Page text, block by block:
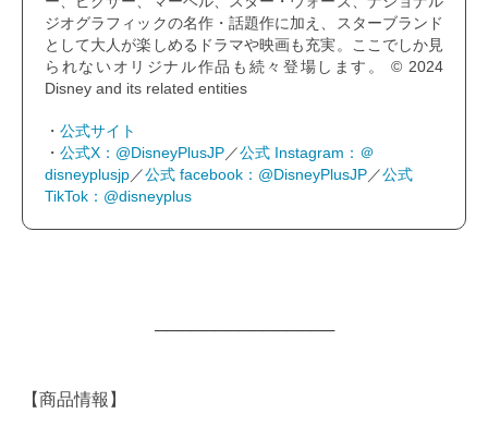
ジオグラフィックの名作・話題作に加え、スターブランド
として大人が楽しめるドラマや映画も充実。ここでしか見
られないオリジナル作品も続々登場します。 © 2024
Disney and its related entities
・ 公式サイト
・ 公式X：@DisneyPlusJP／公式 Instagram：＠
disneyplusjp／公式 facebook：@DisneyPlusJP／公式
TikTok：@disneyplus
───────────────
【商品情報】